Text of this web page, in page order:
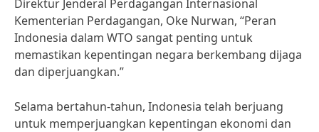
Direktur Jenderal Perdagangan Internasional
Kementerian Perdagangan, Oke Nurwan, “Peran
Indonesia dalam WTO sangat penting untuk
memastikan kepentingan negara berkembang dijaga
dan diperjuangkan.”
Selama bertahun-tahun, Indonesia telah berjuang
untuk memperjuangkan kepentingan ekonomi dan